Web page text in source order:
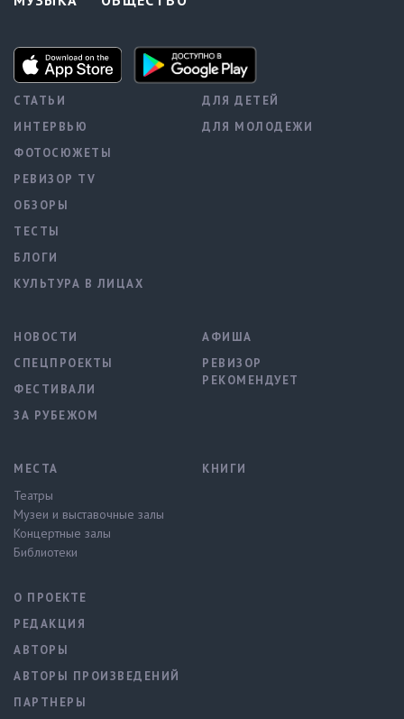
СТАТЬИ
ИНТЕРВЬЮ
ФОТОСЮЖЕТЫ
РЕВИЗОР TV
ОБЗОРЫ
ТЕСТЫ
БЛОГИ
КУЛЬТУРА В ЛИЦАХ
ДЛЯ ДЕТЕЙ
ДЛЯ МОЛОДЕЖИ
НОВОСТИ
СПЕЦПРОЕКТЫ
ФЕСТИВАЛИ
ЗА РУБЕЖОМ
АФИША
РЕВИЗОР
РЕКОМЕНДУЕТ
МЕСТА
Театры
Музеи и выставочные залы
Концертные залы
Библиотеки
КНИГИ
О ПРОЕКТЕ
РЕДАКЦИЯ
АВТОРЫ
АВТОРЫ ПРОИЗВЕДЕНИЙ
ПАРТНЕРЫ